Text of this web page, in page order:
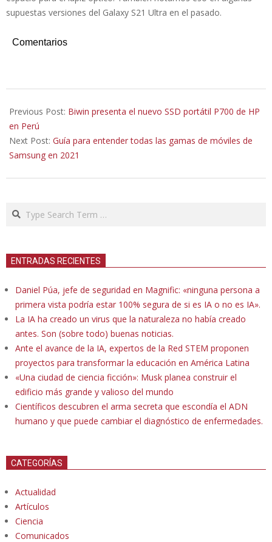
supuestas versiones del Galaxy S21 Ultra en el pasado.
Comentarios
01-
13
Previous Post: Biwin presenta el nuevo SSD portátil P700 de HP
en Perú
Next Post: Guía para entender todas las gamas de móviles de
Samsung en 2021
Search
ENTRADAS RECIENTES
Daniel Púa, jefe de seguridad en Magnific: «ninguna persona a
primera vista podría estar 100% segura de si es IA o no es IA».
La IA ha creado un virus que la naturaleza no había creado
antes. Son (sobre todo) buenas noticias.
Ante el avance de la IA, expertos de la Red STEM proponen
proyectos para transformar la educación en América Latina
«Una ciudad de ciencia ficción»: Musk planea construir el
edificio más grande y valioso del mundo
Científicos descubren el arma secreta que escondía el ADN
humano y que puede cambiar el diagnóstico de enfermedades.
CATEGORÍAS
Actualidad
Artículos
Ciencia
Comunicados